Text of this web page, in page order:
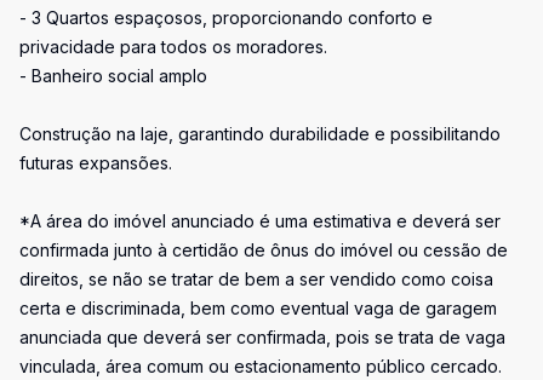
- 3 Quartos espaçosos, proporcionando conforto e
privacidade para todos os moradores.
- Banheiro social amplo
Construção na laje, garantindo durabilidade e possibilitando
futuras expansões.
*A área do imóvel anunciado é uma estimativa e deverá ser
confirmada junto à certidão de ônus do imóvel ou cessão de
direitos, se não se tratar de bem a ser vendido como coisa
certa e discriminada, bem como eventual vaga de garagem
anunciada que deverá ser confirmada, pois se trata de vaga
vinculada, área comum ou estacionamento público cercado.